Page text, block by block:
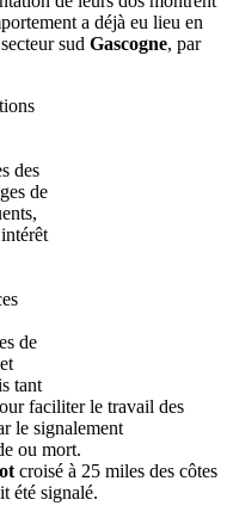
a déjà eu lieu en
sud Gascogne, par
des
de
de
tant
faciliter le travail des
le signalement
ou mort.
croisé à 25 miles des côtes
été signalé.